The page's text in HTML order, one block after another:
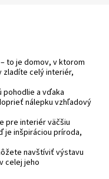
to je domov, v ktorom
zladíte celý interiér,
pohodlie a vďaka
nálepku vzhľadový
pre interiér väčšiu
je inšpiráciou príroda,
navštíviť výstavu
celej jeho